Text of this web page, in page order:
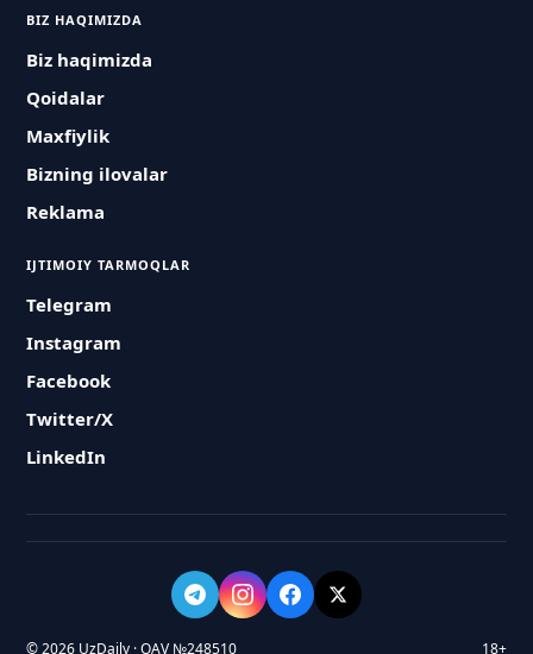
BIZ HAQIMIZDA
Biz haqimizda
Qoidalar
Maxfiylik
Bizning ilovalar
Reklama
IJTIMOIY TARMOQLAR
Telegram
Instagram
Facebook
Twitter/X
LinkedIn
© 2026 UzDaily · OAV №248510 18+